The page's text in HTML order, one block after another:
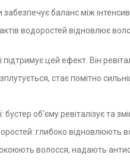
баланс між
водоростей відновлює
цей ефект. Він
стає помітно
бустер об'єму ревіталізує та
глибоко відновлюють
волосся, надають